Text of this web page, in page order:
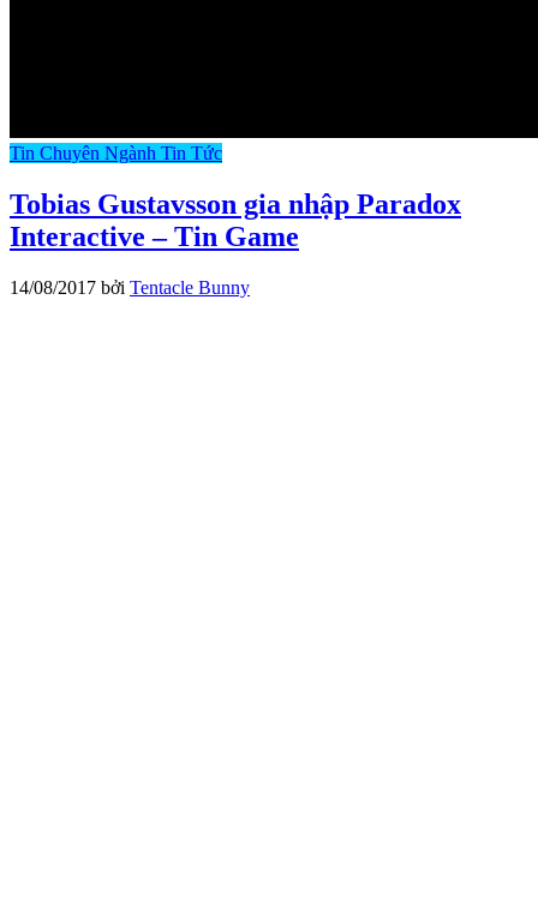
Tin Chuyên Ngành Tin Tức
Tobias Gustavsson gia nhập Paradox
Interactive – Tin Game
14/08/2017 bởi Tentacle Bunny